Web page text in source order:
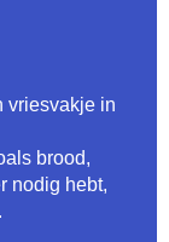
vriesvakje in
brood,
nodig hebt,